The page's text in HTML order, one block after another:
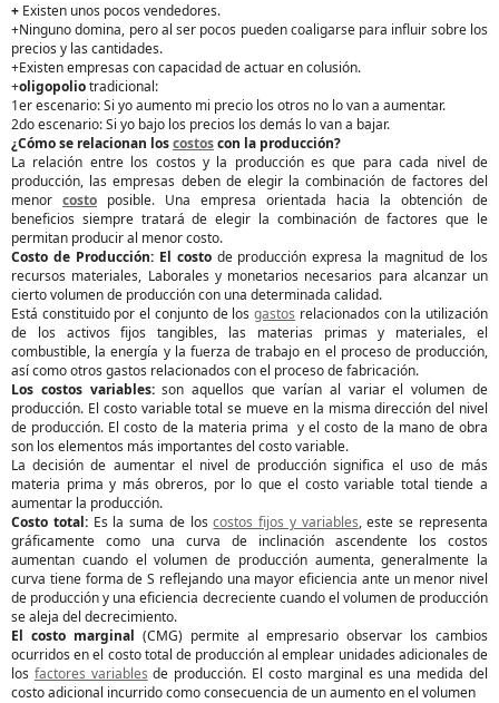
+ Existen unos pocos vendedores.
+Ninguno domina, pero al ser pocos pueden coaligarse para influir sobre los
precios y las cantidades.
+Existen empresas con capacidad de actuar en colusión.
+oligopoliotradicional:
1er escenario: Si yo aumento mi precio los otros no lo van a aumentar.
2do escenario: Si yo bajo los precios los demás lo van a bajar.
¿Cómo se relacionan loscostoscon la producción?
La relación entre los costos y la producción es que para cada nivel de
producción, las empresas deben de elegir la combinación de factores del
menor costo posible. Una empresa orientada hacia la obtención de
beneficios siempre tratará de elegir la combinación de factores que le
permitan producir al menor costo.
Costo de Producción: El costode producción expresa la magnitud de los
recursos materiales, Laborales y monetarios necesarios para alcanzar un
cierto volumen de producción con una determinada calidad.
Está constituido por el conjunto de losgastos relacionados con la utilización
de los activos fijos tangibles, las materias primas y materiales, el
combustible, la energía y la fuerza de trabajo en el proceso de producción,
así como otros gastos relacionados con el proceso de fabricación.
Los costos variables:son aquellos que varían al variar el volumen de
producción. El costo variable total se mueve en la misma dirección del nivel
de producción. El costo de la materia prima y el costo de la mano de obra
son los elementos más importantes del costo variable.
La decisión de aumentar el nivel de producción significa el uso de más
materia prima y más obreros, por lo que el costo variable total tiende a
aumentar la producción.
Costo total: Es la suma de loscostos fijos y variables, este se representa
gráficamente como una curva de inclinación ascendente los costos
aumentan cuando el volumen de producción aumenta, generalmente la
curva tiene forma de S reflejando una mayor eficiencia ante un menor nivel
de producción y una eficiencia decreciente cuando el volumen de producción
se aleja del decrecimiento.
El costo marginal (CMG) permite al empresario observar los cambios
ocurridos en el costo total de producción al emplear unidades adicionales de
los factores variables de producción. El costo marginal es una medida del
costo adicional incurrido como consecuencia de un aumento en el volumen